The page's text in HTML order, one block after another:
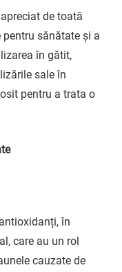
de toată
sănătate și a
în gătit,
sale în
pentru a trata o
în
care au un rol
cauzate de